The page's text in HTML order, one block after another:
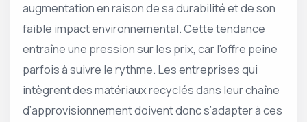
augmentation en raison de sa durabilité et de son
faible impact environnemental. Cette tendance
entraîne une pression sur les prix, car l’offre peine
parfois à suivre le rythme. Les entreprises qui
intègrent des matériaux recyclés dans leur chaîne
d’approvisionnement doivent donc s’adapter à ces